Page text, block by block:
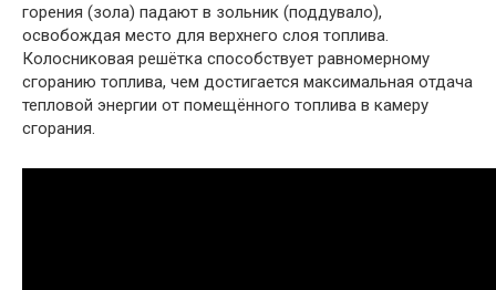
горения (зола) падают в зольник (поддувало),
освобождая место для верхнего слоя топлива.
Колосниковая решётка способствует равномерному
сгоранию топлива, чем достигается максимальная отдача
тепловой энергии от помещённого топлива в камеру
сгорания.